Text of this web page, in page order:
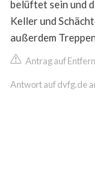
belüftet sein und
Keller und
außerdem
Antrag auf
Antwort auf dvfg.de